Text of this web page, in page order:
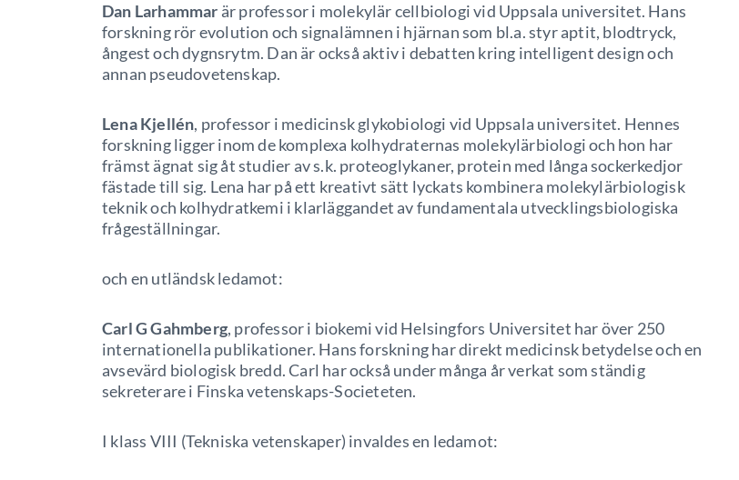
Dan Larhammar är professor i molekylär cellbiologi vid Uppsala universitet. Hans
forskning rör evolution och signalämnen i hjärnan som bl.a. styr aptit, blodtryck,
ångest och dygnsrytm. Dan är också aktiv i debatten kring intelligent design och
annan pseudovetenskap.
Lena Kjellén, professor i medicinsk glykobiologi vid Uppsala universitet. Hennes
forskning ligger inom de komplexa kolhydraternas molekylärbiologi och hon har
främst ägnat sig åt studier av s.k. proteoglykaner, protein med långa sockerkedjor
fästade till sig. Lena har på ett kreativt sätt lyckats kombinera molekylärbiologisk
teknik och kolhydratkemi i klarläggandet av fundamentala utvecklingsbiologiska
frågeställningar.
och en utländsk ledamot:
Carl G Gahmberg, professor i biokemi vid Helsingfors Universitet har över 250
internationella publikationer. Hans forskning har direkt medicinsk betydelse och en
avsevärd biologisk bredd. Carl har också under många år verkat som ständig
sekreterare i Finska vetenskaps-Societeten.
I klass VIII (Tekniska vetenskaper) invaldes en ledamot: